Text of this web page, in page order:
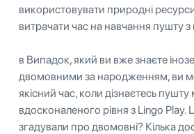
використовувати природні
витрачати час на навчання пушту
в Випадок, який ви вже знаєте
двомовними за народженням, ви
якісний час, коли дізнаєтесь
вдосконаленого рівня з Lingo Play.
згадували про двомовні? Кілька